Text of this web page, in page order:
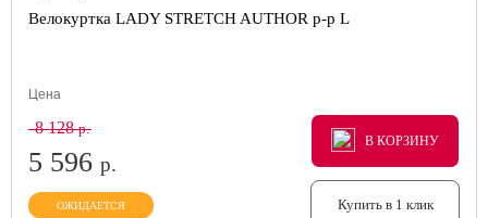
Велокуртка LADY STRETCH AUTHOR р-р L
Цена
8 128р.
5 596 р.
ОЖИДАЕТСЯ
В КОРЗИНУ
В КОРЗИНУ
В КОРЗИНУ
Купить в 1 клик